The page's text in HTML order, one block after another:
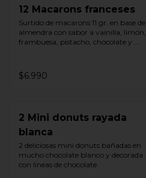
12 Macarons franceses
Surtido de macarons 11 gr. en base de
almendra con sabor a vainilla, limón,
frambuesa, pistacho, chocolate y
$6.990
2 Mini donuts rayada
blanca
2 deliciosas mini donuts bañadas en
mucho chocolate blanco y decorada
con lineas de chocolate